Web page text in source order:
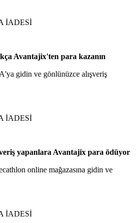
İADESİ
Avantajix'ten para kazanın
gidin ve gönlünüzce alışveriş
İADESİ
yapanlara Avantajix para ödüyor
online mağazasına gidin ve
İADESİ